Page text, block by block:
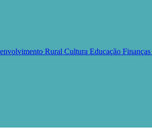
Rural Cultura Educação Finanças